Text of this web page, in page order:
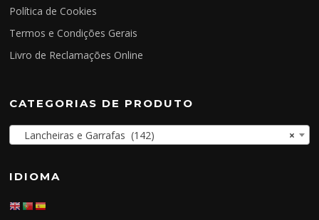
Política de Cookies
Termos e Condições Gerais
Livro de Reclamações Online
CATEGORIAS DE PRODUTO
×
Lancheiras e Garrafas (142)
IDIOMA